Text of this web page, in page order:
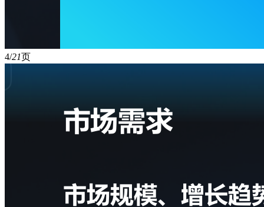
4/21页